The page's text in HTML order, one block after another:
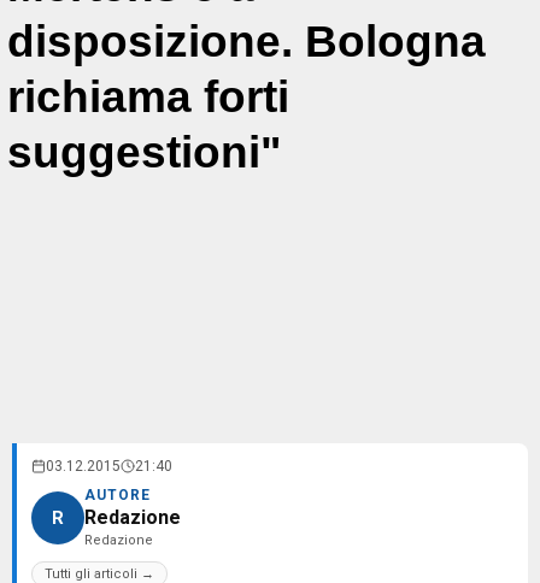
disposizione. Bologna
richiama forti
suggestioni"
03.12.2015 21:40
R
AUTORE
Redazione
Redazione
Tutti gli articoli →